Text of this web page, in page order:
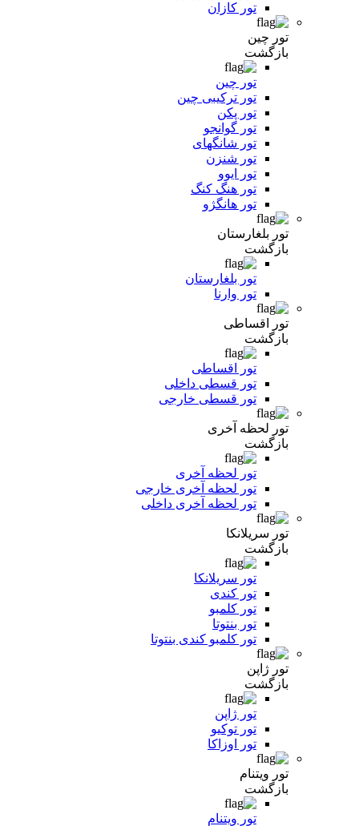
تور کازان
تور چین
بازگشت
تور چین
تور ترکیبی چین
تور پکن
تور گوانجو
تور شانگهای
تور شنزن
تور ایوو
تور هنگ کنگ
تور هانگژو
تور بلغارستان
بازگشت
تور بلغارستان
تور وارنا
تور اقساطی
بازگشت
تور اقساطی
تور قسطی داخلی
تور قسطی خارجی
تور لحظه آخری
بازگشت
تور لحظه آخری
تور لحظه آخری خارجی
تور لحظه آخری داخلی
تور سریلانکا
بازگشت
تور سریلانکا
تور کندی
تور کلمبو
تور بنتوتا
تور کلمبو کندی بنتوتا
تور ژاپن
بازگشت
تور ژاپن
تور توکیو
تور اوزاکا
تور ویتنام
بازگشت
تور ویتنام